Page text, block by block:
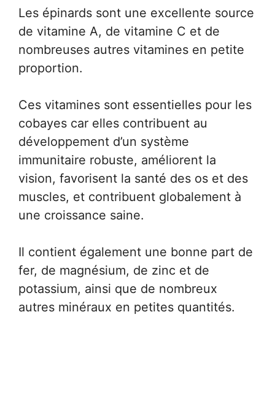
Les épinards sont une excellente source
de vitamine A, de vitamine C et de
nombreuses autres vitamines en petite
proportion.
Ces vitamines sont essentielles pour les
cobayes car elles contribuent au
développement d’un système
immunitaire robuste, améliorent la
vision, favorisent la santé des os et des
muscles, et contribuent globalement à
une croissance saine.
Il contient également une bonne part de
fer, de magnésium, de zinc et de
potassium, ainsi que de nombreux
autres minéraux en petites quantités.